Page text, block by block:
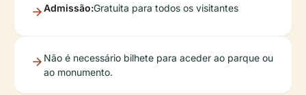
Admissão:Gratuita para todos os visitantes
Não é necessário bilhete para aceder ao parque ou
ao monumento.